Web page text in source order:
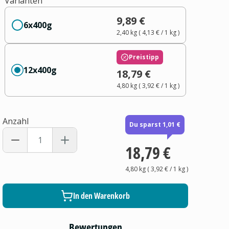
6x400g 9,89 €
2,40 kg( 4,13 €/ 1 kg)
12x400g
Preistipp
18,79 €
4,80 kg(3,92 €/ 1 kg)
Anzahl Du sparst 1,01 €
18,79 €
4,80 kg(3,92 €/ 1 kg)
In den Warenkorb